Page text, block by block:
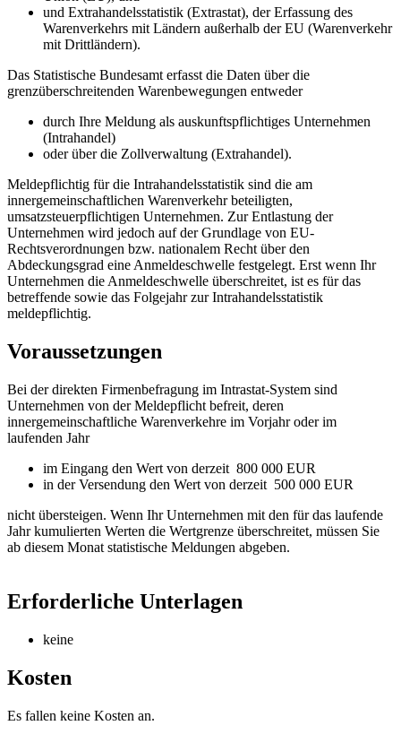
und Extrahandelsstatistik (Extrastat), der Erfassung des
Warenverkehrs mit Ländern außerhalb der EU (Warenverkehr
mit Drittländern).
Das Statistische Bundesamt erfasst die Daten über die
grenzüberschreitenden Warenbewegungen entweder
durch Ihre Meldung als auskunftspflichtiges Unternehmen
(Intrahandel)
oder über die Zollverwaltung (Extrahandel).
Meldepflichtig für die Intrahandelsstatistik sind die am
innergemeinschaftlichen Warenverkehr beteiligten,
umsatzsteuerpflichtigen Unternehmen. Zur Entlastung der
Unternehmen wird jedoch auf der Grundlage von EU-
Rechtsverordnungen bzw. nationalem Recht über den
Abdeckungsgrad eine Anmeldeschwelle festgelegt. Erst wenn Ihr
Unternehmen die Anmeldeschwelle überschreitet, ist es für das
betreffende sowie das Folgejahr zur Intrahandelsstatistik
meldepflichtig.
Voraussetzungen
Bei der direkten Firmenbefragung im Intrastat-System sind
Unternehmen von der Meldepflicht befreit, deren
innergemeinschaftliche Warenverkehre im Vorjahr oder im
laufenden Jahr
im Eingang den Wert von derzeit 800 000 EUR
in der Versendung den Wert von derzeit 500 000 EUR
nicht übersteigen. Wenn Ihr Unternehmen mit den für das laufende
Jahr kumulierten Werten die Wertgrenze überschreitet, müssen Sie
ab diesem Monat statistische Meldungen abgeben.
Erforderliche Unterlagen
keine
Kosten
Es fallen keine Kosten an.